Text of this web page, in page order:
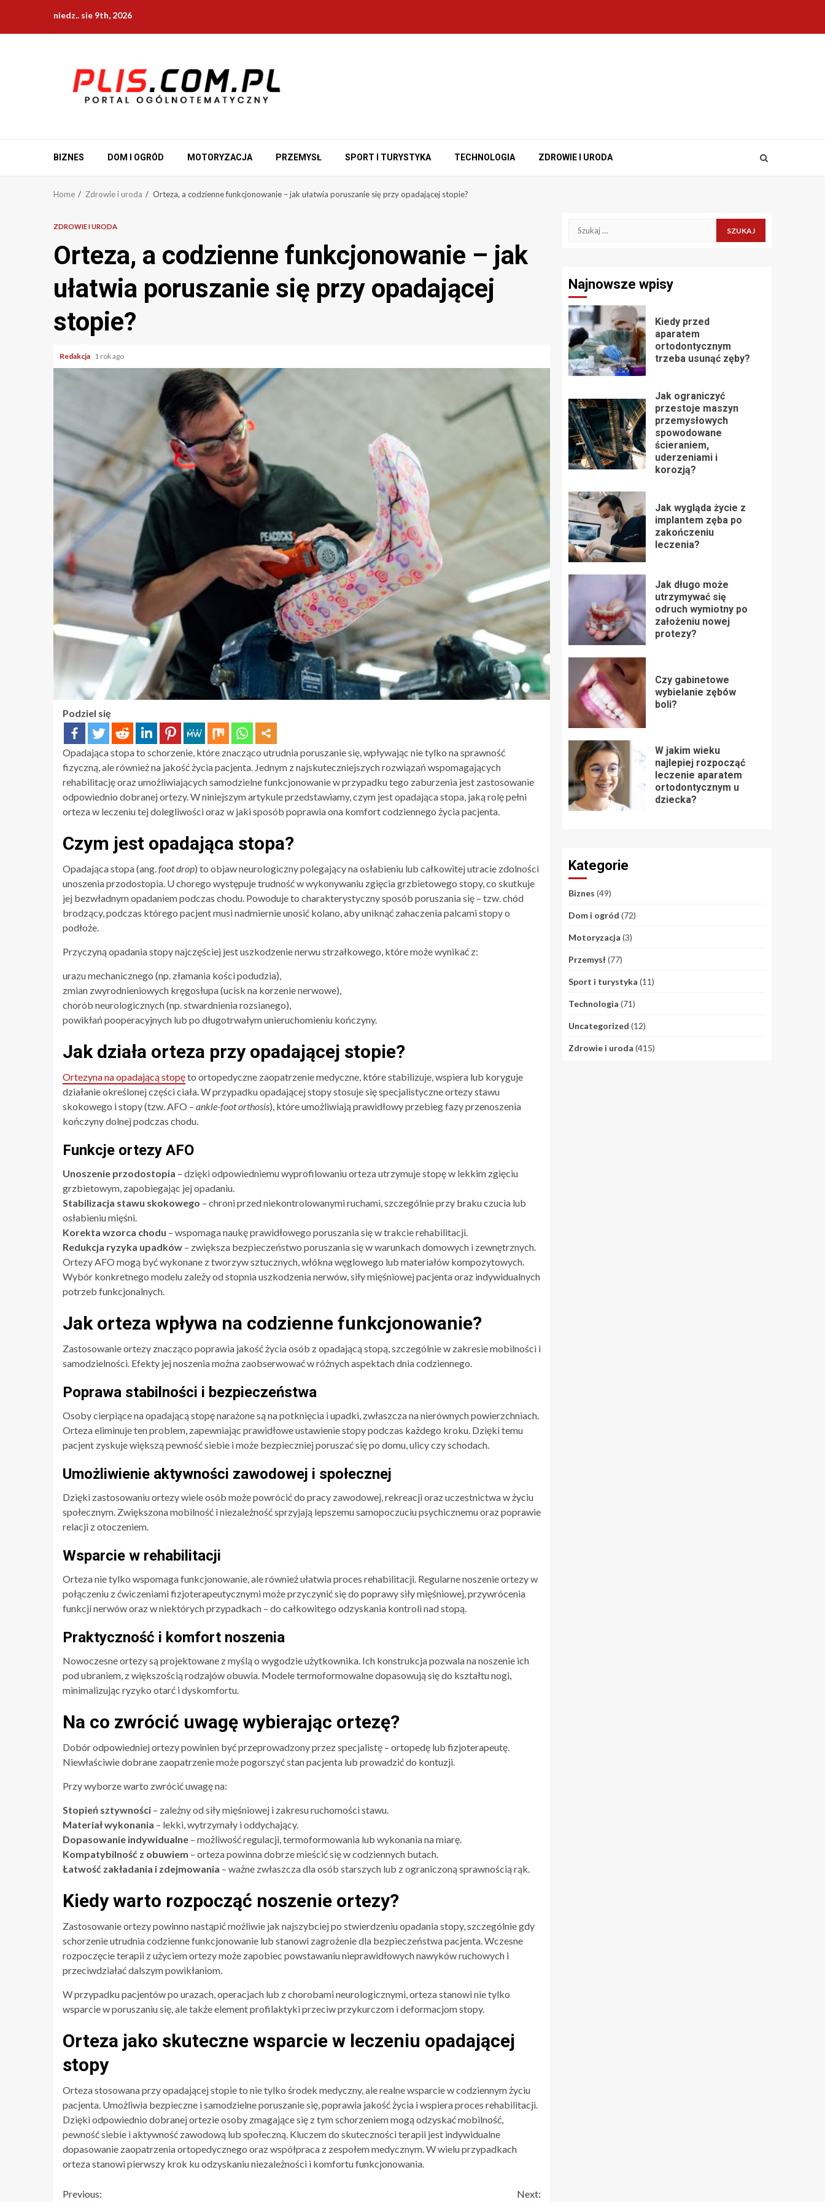
content
niedz.. sie 9th, 2026
BIZNES DOM I OGRÓD MOTORYZACJA PRZEMYSŁ SPORT I TURYSTYKA TECHNOLOGIA ZDROWIE I URODA
Home Zdrowie i uroda Orteza, a codzienne funkcjonowanie – jak ułatwia poruszanie się przy opadającej stopie?
ZDROWIE I URODA
Orteza, a codzienne funkcjonowanie – jak
ułatwia poruszanie się przy opadającej
stopie?
Redakcja 1 rok ago
Podziel się
Opadająca stopa to schorzenie, które znacząco utrudnia poruszanie się, wpływając nie tylko na sprawność
fizyczną, ale również na jakość życia pacjenta. Jednym z najskuteczniejszych rozwiązań wspomagających
rehabilitację oraz umożliwiających samodzielne funkcjonowanie w przypadku tego zaburzenia jest zastosowanie
odpowiednio dobranej ortezy. W niniejszym artykule przedstawiamy, czym jest opadająca stopa, jaką rolę pełni
orteza w leczeniu tej dolegliwości oraz w jaki sposób poprawia ona komfort codziennego życia pacjenta.
Czym jest opadająca stopa?
Opadająca stopa (ang.foot drop) to objaw neurologiczny polegający na osłabieniu lub całkowitej utracie zdolności
unoszenia przodostopia. U chorego występuje trudność w wykonywaniu zgięcia grzbietowego stopy, co skutkuje
jej bezwładnym opadaniem podczas chodu. Powoduje to charakterystyczny sposób poruszania się – tzw. chód
brodzący, podczas którego pacjent musi nadmiernie unosić kolano, aby uniknąć zahaczenia palcami stopy o
podłoże.
Przyczyną opadania stopy najczęściej jest uszkodzenie nerwu strzałkowego, które może wynikać z:
urazu mechanicznego (np. złamania kości podudzia),
zmian zwyrodnieniowych kręgosłupa (ucisk na korzenie nerwowe),
chorób neurologicznych (np. stwardnienia rozsianego),
powikłań pooperacyjnych lub po długotrwałym unieruchomieniu kończyny.
Jak działa orteza przy opadającej stopie?
Ortezyna na opadającą stopęto ortopedyczne zaopatrzenie medyczne, które stabilizuje, wspiera lub koryguje
działanie określonej części ciała. W przypadku opadającej stopy stosuje się specjalistyczne ortezy stawu
skokowego i stopy (tzw. AFO – ankle-foot orthosis), które umożliwiają prawidłowy przebieg fazy przenoszenia
kończyny dolnej podczas chodu.
Funkcje ortezy AFO
Unoszenie przodostopia – dzięki odpowiedniemu wyprofilowaniu orteza utrzymuje stopę w lekkim zgięciu
grzbietowym, zapobiegając jej opadaniu.
Stabilizacja stawu skokowego – chroni przed niekontrolowanymi ruchami, szczególnie przy braku czucia lub
osłabieniu mięśni.
Korekta wzorca chodu – wspomaga naukę prawidłowego poruszania się w trakcie rehabilitacji.
Redukcja ryzyka upadków – zwiększa bezpieczeństwo poruszania się w warunkach domowych i zewnętrznych.
Ortezy AFO mogą być wykonane z tworzyw sztucznych, włókna węglowego lub materiałów kompozytowych.
Wybór konkretnego modelu zależy od stopnia uszkodzenia nerwów, siły mięśniowej pacjenta oraz indywidualnych
potrzeb funkcjonalnych.
Jak orteza wpływa na codzienne funkcjonowanie?
Zastosowanie ortezy znacząco poprawia jakość życia osób z opadającą stopą, szczególnie w zakresie mobilności i
samodzielności. Efekty jej noszenia można zaobserwować w różnych aspektach dnia codziennego.
Poprawa stabilności i bezpieczeństwa
Osoby cierpiące na opadającą stopę narażone są na potknięcia i upadki, zwłaszcza na nierównych powierzchniach.
Orteza eliminuje ten problem, zapewniając prawidłowe ustawienie stopy podczas każdego kroku. Dzięki temu
pacjent zyskuje większą pewność siebie i może bezpieczniej poruszać się po domu, ulicy czy schodach.
Umożliwienie aktywności zawodowej i społecznej
Dzięki zastosowaniu ortezy wiele osób może powrócić do pracy zawodowej, rekreacji oraz uczestnictwa w życiu
społecznym. Zwiększona mobilność i niezależność sprzyjają lepszemu samopoczuciu psychicznemu oraz poprawie
relacji z otoczeniem.
Wsparcie w rehabilitacji
Orteza nie tylko wspomaga funkcjonowanie, ale również ułatwia proces rehabilitacji. Regularne noszenie ortezy w
połączeniu z ćwiczeniami fizjoterapeutycznymi może przyczynić się do poprawy siły mięśniowej, przywrócenia
funkcji nerwów oraz w niektórych przypadkach – do całkowitego odzyskania kontroli nad stopą.
Praktyczność i komfort noszenia
Nowoczesne ortezy są projektowane z myślą o wygodzie użytkownika. Ich konstrukcja pozwala na noszenie ich
pod ubraniem, z większością rodzajów obuwia. Modele termoformowalne dopasowują się do kształtu nogi,
minimalizując ryzyko otarć i dyskomfortu.
Na co zwrócić uwagę wybierając ortezę?
Dobór odpowiedniej ortezy powinien być przeprowadzony przez specjalistę – ortopedę lub fizjoterapeutę.
Niewłaściwie dobrane zaopatrzenie może pogorszyć stan pacjenta lub prowadzić do kontuzji.
Przy wyborze warto zwrócić uwagę na:
Stopień sztywności – zależny od siły mięśniowej i zakresu ruchomości stawu.
Materiał wykonania – lekki, wytrzymały i oddychający.
Dopasowanie indywidualne – możliwość regulacji, termoformowania lub wykonania na miarę.
Kompatybilność z obuwiem – orteza powinna dobrze mieścić się w codziennych butach.
Łatwość zakładania i zdejmowania – ważne zwłaszcza dla osób starszych lub z ograniczoną sprawnością rąk.
Kiedy warto rozpocząć noszenie ortezy?
Zastosowanie ortezy powinno nastąpić możliwie jak najszybciej po stwierdzeniu opadania stopy, szczególnie gdy
schorzenie utrudnia codzienne funkcjonowanie lub stanowi zagrożenie dla bezpieczeństwa pacjenta. Wczesne
rozpoczęcie terapii z użyciem ortezy może zapobiec powstawaniu nieprawidłowych nawyków ruchowych i
przeciwdziałać dalszym powikłaniom.
W przypadku pacjentów po urazach, operacjach lub z chorobami neurologicznymi, orteza stanowi nie tylko
wsparcie w poruszaniu się, ale także element profilaktyki przeciw przykurczom i deformacjom stopy.
Orteza jako skuteczne wsparcie w leczeniu opadającej
stopy
Orteza stosowana przy opadającej stopie to nie tylko środek medyczny, ale realne wsparcie w codziennym życiu
pacjenta. Umożliwia bezpieczne i samodzielne poruszanie się, poprawia jakość życia i wspiera proces rehabilitacji.
Dzięki odpowiednio dobranej ortezie osoby zmagające się z tym schorzeniem mogą odzyskać mobilność,
pewność siebie i aktywność zawodową lub społeczną. Kluczem do skuteczności terapii jest indywidualne
dopasowanie zaopatrzenia ortopedycznego oraz współpraca z zespołem medycznym. W wielu przypadkach
orteza stanowi pierwszy krok ku odzyskaniu niezależności i komfortu funkcjonowania.
Previous: Next:
Szukaj:
Najnowsze wpisy
Kiedy przed
aparatem
ortodontycznym
trzeba usunąć zęby?
Jak ograniczyć
przestoje maszyn
przemysłowych
spowodowane
ścieraniem,
uderzeniami i
korozją?
Jak wygląda życie z
implantem zęba po
zakończeniu
leczenia?
Jak długo może
utrzymywać się
odruch wymiotny po
założeniu nowej
protezy?
Czy gabinetowe
wybielanie zębów
boli?
W jakim wieku
najlepiej rozpocząć
leczenie aparatem
ortodontycznym u
dziecka?
Kategorie
Biznes (49)
Dom i ogród (72)
Motoryzacja (3)
Przemysł(77)
Sport i turystyka (11)
Technologia (71)
Uncategorized (12)
Zdrowie i uroda (415)